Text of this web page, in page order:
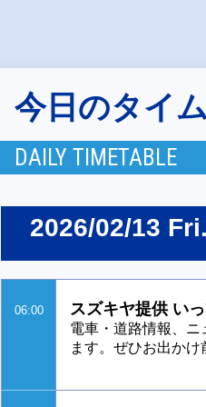
今日のタイ
DAILY TIMETABLE
2026/02/13 Fri.
06:00 スズキヤ提供 い
電車・道路情報、
ます。ぜひお出かけ